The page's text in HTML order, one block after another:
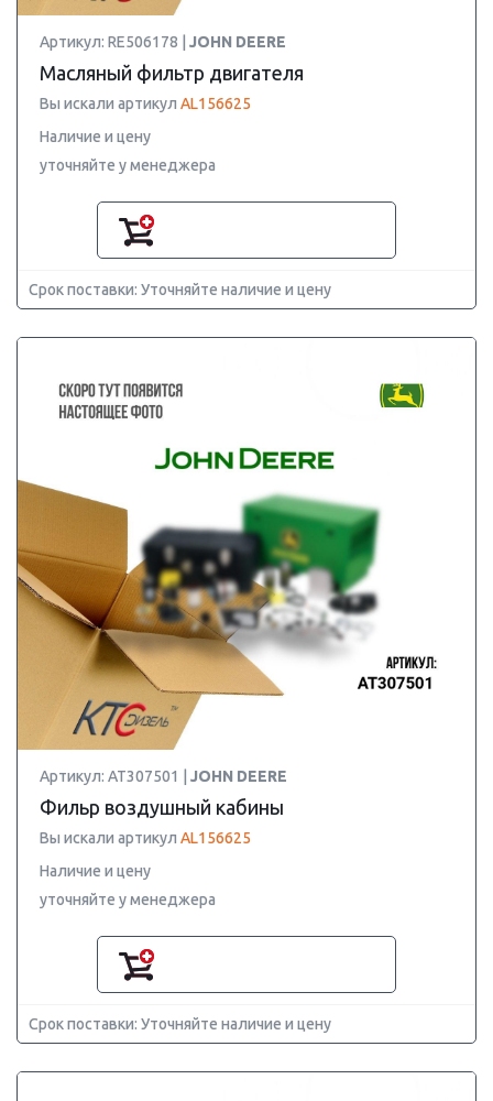
Артикул: RE506178 | JOHN DEERE
Масляный фильтр двигателя
Вы искали артикул AL156625
Наличие и цену
уточняйте у менеджера
Срок поставки: Уточняйте наличие и цену
Артикул: AT307501 | JOHN DEERE
Фильр воздушный кабины
Вы искали артикул AL156625
Наличие и цену
уточняйте у менеджера
Срок поставки: Уточняйте наличие и цену